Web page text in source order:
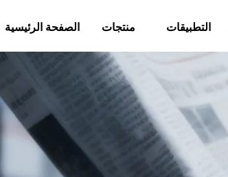
الصفحة الرئيسية منتجات التطبيقات